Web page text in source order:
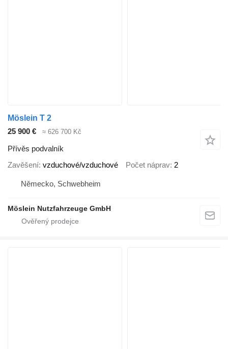
Möslein T 2
25 900 €
≈ 626 700 Kč
Přívěs podvalník
Zavěšení vzduchové/vzduchové Počet náprav 2
Německo, Schwebheim
Möslein Nutzfahrzeuge GmbH